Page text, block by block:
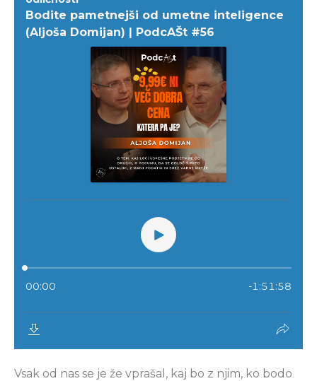
Vsak od nas se je že vprašal, kaj bo z njim, ko bodo